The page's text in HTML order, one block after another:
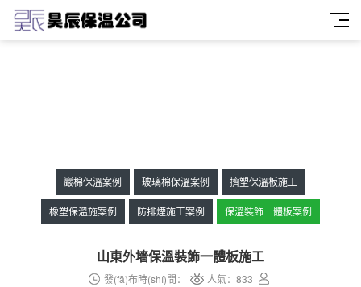
巖棉保溫案例 玻璃棉保溫案例 擠塑保溫板施工
橡塑保溫施案例 防排煙施工案例 保溫裝飾一體板案例
山東外墻保溫裝飾一體板施工
發(fā)布時(shí)間： 人氣： 833